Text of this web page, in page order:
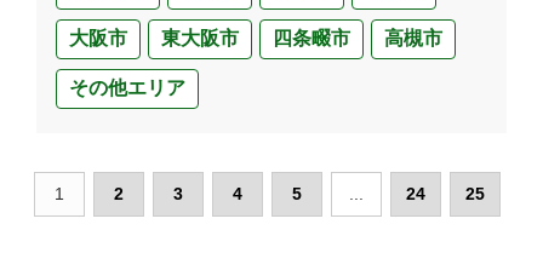
大阪市 東大阪市 四条畷市 高槻市
その他エリア
1 2 3 4 5 24 25